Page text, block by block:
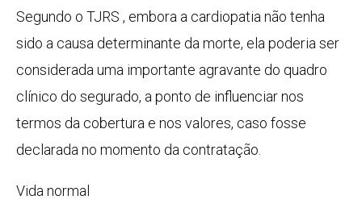
Segundo o TJRS , embora a cardiopatia não tenha
sido a causa determinante da morte, ela poderia ser
considerada uma importante agravante do quadro
clínico do segurado, a ponto de influenciar nos
termos da cobertura e nos valores, caso fosse
declarada no momento da contratação.
Vida normal